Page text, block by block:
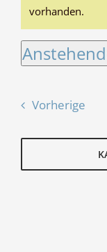
Hinweis
vorhanden.
Datum
Vorherige